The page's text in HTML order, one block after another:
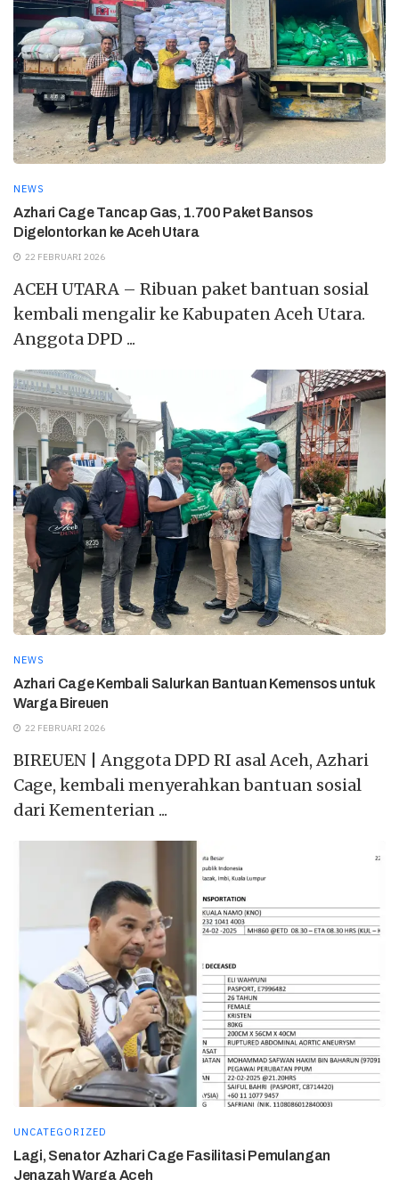
NEWS
Azhari Cage Tancap Gas, 1.700 Paket Bansos
Digelontorkan ke Aceh Utara
22 FEBRUARI 2026
ACEH UTARA – Ribuan paket bantuan sosial
kembali mengalir ke Kabupaten Aceh Utara.
Anggota DPD ...
NEWS
Azhari Cage Kembali Salurkan Bantuan Kemensos untuk
Warga Bireuen
22 FEBRUARI 2026
BIREUEN | Anggota DPD RI asal Aceh, Azhari
Cage, kembali menyerahkan bantuan sosial
dari Kementerian ...
UNCATEGORIZED
Lagi, Senator Azhari Cage Fasilitasi Pemulangan
Jenazah Warga Aceh